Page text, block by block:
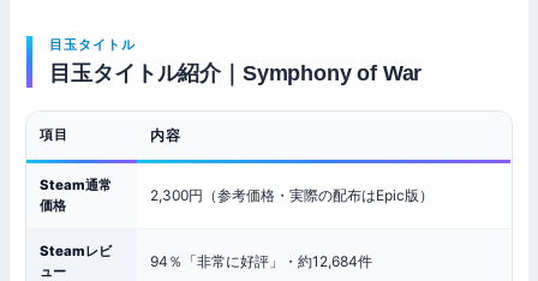
目玉タイトル
目玉タイトル紹介｜Symphony of War
項目 内容
Steam通常
価格
2,300円（参考価格・実際の配布はEpic版）
Steamレビ
ュー
94％「非常に好評」・約12,684件